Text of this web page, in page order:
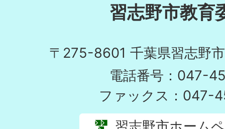
習志野市教育
〒275-8601 千葉県習志野
電話番号：047-
ファックス：047-